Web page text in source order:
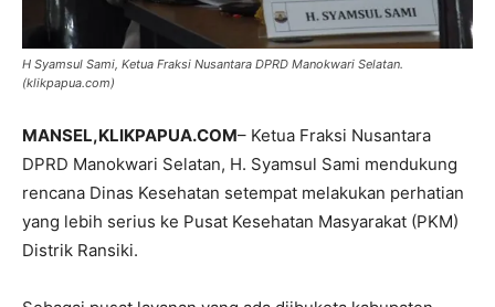
H Syamsul Sami, Ketua Fraksi Nusantara DPRD Manokwari Selatan.
(klikpapua.com)
MANSEL,KLIKPAPUA.COM– Ketua Fraksi Nusantara
DPRD Manokwari Selatan, H. Syamsul Sami mendukung
rencana Dinas Kesehatan setempat melakukan perhatian
yang lebih serius ke Pusat Kesehatan Masyarakat (PKM)
Distrik Ransiki.